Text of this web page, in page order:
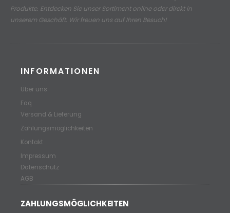
Produkte. Entdecken Sie unser Sortiment online oder direkt in
unserem Geschäft. Wir freuen uns auf Ihren Besuch!
INFORMATIONEN
Über uns
Faq
Versand & Lieferung
Zahlungsmöglichkeiten
Kontakt
Impressum
Datenschutz
AGB
ZAHLUNGSMÖGLICHKEITEN